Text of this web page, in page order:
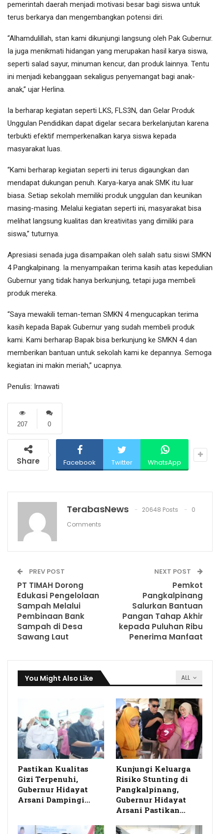
pemerintah daerah menjadi motivasi besar bagi siswa untuk
terus berkarya dan mengembangkan potensi diri.
“Alhamdulillah, stan kami dikunjungi langsung oleh Pak Gubernur.
Ia juga menikmati hidangan yang merupakan hasil karya siswa,
seperti salad sayur, minuman kencur, dan produk lainnya. Tentu
ini menjadi kebanggaan sekaligus penyemangat bagi anak-
anak,” ujar Herlina.
Ia berharap kegiatan seperti LKS, FLS3N, dan Gelar Produk
Unggulan Pendidikan dapat digelar secara berkelanjutan karena
terbukti efektif memperkenalkan karya siswa kepada
masyarakat luas.
“Kami berharap kegiatan seperti ini terus digaungkan dan
mendapat dukungan penuh. Karya-karya anak SMK itu luar
biasa. Setiap sekolah memiliki produk unggulan dan keunikan
masing-masing. Melalui kegiatan seperti ini, masyarakat bisa
melihat langsung kualitas dan kreativitas yang dimiliki para
siswa,” tuturnya.
Apresiasi senada juga disampaikan oleh salah satu siswi SMKN
4 Pangkalpinang. Ia menyampaikan terima kasih atas kepedulian
Gubernur yang tidak hanya berkunjung, tetapi juga membeli
produk mereka.
“Saya mewakili teman-teman SMKN 4 mengucapkan terima
kasih kepada Bapak Gubernur yang sudah membeli produk
kami. Kami berharap Bapak bisa berkunjung ke SMKN 4 dan
memberikan bantuan untuk sekolah kami ke depannya. Semoga
kegiatan ini makin meriah,” ucapnya.
Penulis: Irnawati
0
207
Share Facebook Twitter WhatsApp
TerabasNews 20648 Posts
0
Comments
PREV POST
PT TIMAH Dorong
Edukasi Pengelolaan
Sampah Melalui
Pembinaan Bank
Sampah di Desa
Sawang Laut
NEXT POST
Pemkot
Pangkalpinang
Salurkan Bantuan
Pangan Tahap Akhir
kepada Puluhan Ribu
Penerima Manfaat
ALL
You Might Also Like
Pastikan Kualitas
Gizi Terpenuhi,
Gubernur Hidayat
Arsani Dampingi…
Kunjungi Keluarga
Risiko Stunting di
Pangkalpinang,
Gubernur Hidayat
Arsani Pastikan…